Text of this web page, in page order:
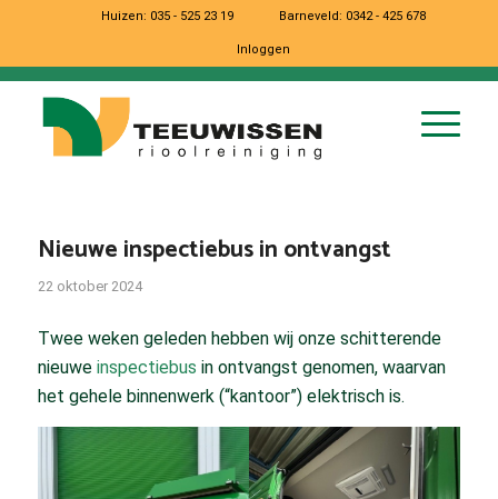
Huizen: 035 - 525 23 19 Barneveld: 0342 - 425 678
Inloggen
Nieuwe inspectiebus in ontvangst
22 oktober 2024
Twee weken geleden hebben wij onze schitterende
nieuwe inspectiebus in ontvangst genomen, waarvan
het gehele binnenwerk (“kantoor”) elektrisch is.